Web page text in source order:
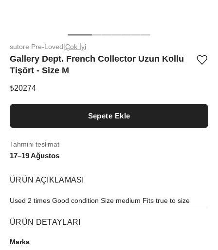
sutore Pre-Loved Çok İyi
Gallery Dept. French Collector Uzun Kollu
Tişört - Size M
₺20274
Sepete Ekle
Tahmini teslimat
17–19 Ağustos
ÜRÜN AÇIKLAMASI
Used 2 times Good condition Size medium Fits true to size
ÜRÜN DETAYLARI
Marka